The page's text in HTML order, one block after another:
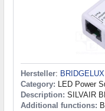
Hersteller: BRIDGELUX
Category: LED Power
Description: SILVAIR
Additional functions: